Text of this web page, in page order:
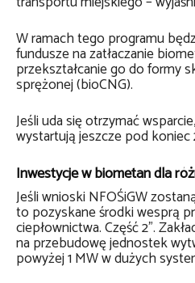
W ramach tego programu
fundusze na zatłaczanie
przekształcanie go do formy
sprężonej (bioCNG).
Jeśli uda się otrzymać
wystartują jeszcze pod koniec
Inwestycje w biometan dla
Jeśli wnioski NFOŚiGW
to pozyskane środki wesprą
ciepłownictwa. Część 2”.
na przebudowę jednostek
powyżej 1 MW w dużych